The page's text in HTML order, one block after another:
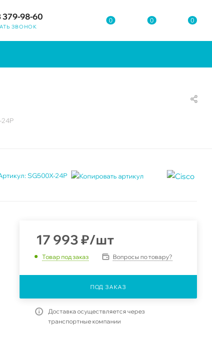
379-98-60
ЗВОНОК
0 0 0
24P
SG500X-24P
17 993 ₽/шт
Товар под заказ Вопросы по товару?
ПОД ЗАКАЗ
Доставка осуществляется через
транспортные компании